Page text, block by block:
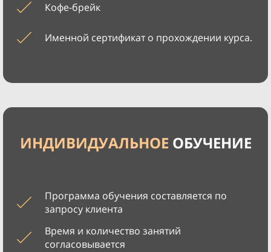
Кофе-брейк
Именной сертификат о прохождении курса.
ИНДИВИДУАЛЬНОЕ ОБУЧЕНИЕ
Программа обучения составляется по
запросу клиента
Время и количество занятий
согласовывается